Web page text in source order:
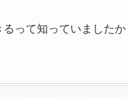
って知っていましたか